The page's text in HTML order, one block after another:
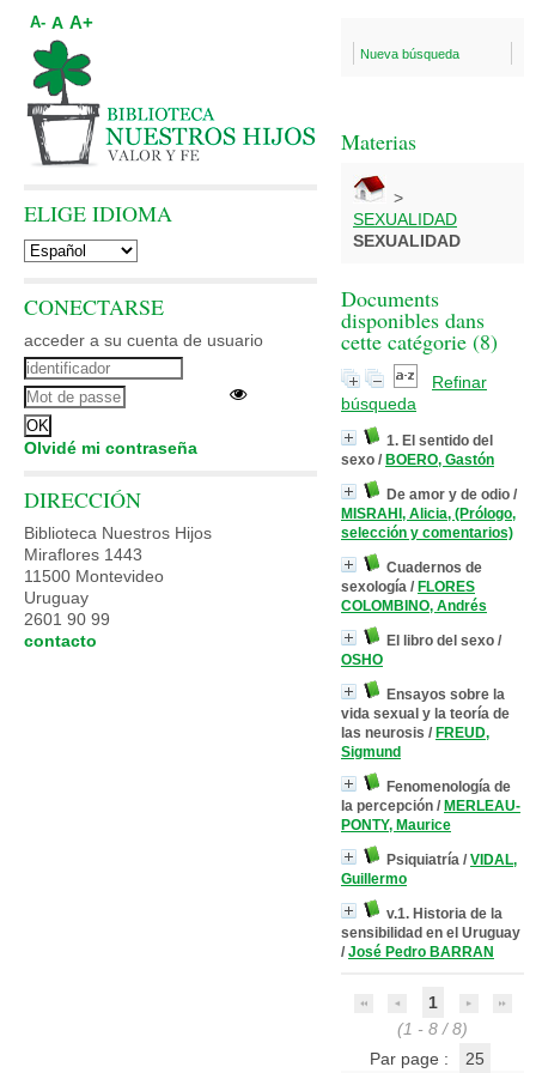
Nueva búsqueda
Materias
>
SEXUALIDAD
SEXUALIDAD
Documents
disponibles dans
cette catégorie (8)
Refinar
búsqueda
1. El sentido del
sexo / BOERO, Gastón
De amor y de odio /
MISRAHI, Alicia, (Prólogo,
selección y comentarios)
Cuadernos de
sexología / FLORES
COLOMBINO, Andrés
El libro del sexo /
OSHO
Ensayos sobre la
vida sexual y la teoría de
las neurosis / FREUD,
Sigmund
Fenomenología de
la percepción / MERLEAU-
PONTY, Maurice
Psiquiatría / VIDAL,
Guillermo
v.1. Historia de la
sensibilidad en el Uruguay
/ José Pedro BARRAN
1
(1 - 8 / 8)
Par page :
25
A- A A+
ELIGE IDIOMA
CONECTARSE
acceder a su cuenta de usuario
Olvidé mi contraseña
DIRECCIÓN
Biblioteca Nuestros Hijos
Miraflores 1443
11500 Montevideo
Uruguay
2601 90 99
contacto